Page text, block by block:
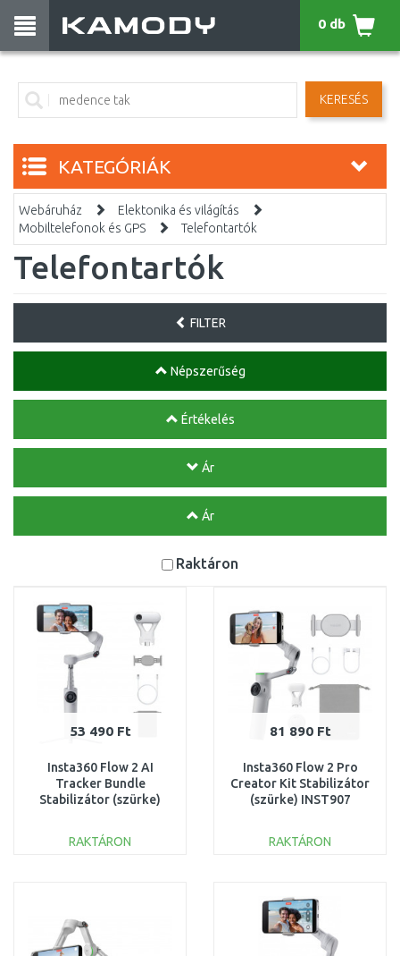
KERESÉS
0 db
KATEGÓRIÁK
Webáruház
Elektonika és világítás
Mobiltelefonok és GPS
Telefontartók
Telefontartók
FILTER
Népszerűség
Értékelés
Ár
Ár
Raktáron
53 490 Ft
Insta360 Flow 2 AI
Tracker Bundle
Stabilizátor (szürke)
RAKTÁRON
81 890 Ft
Insta360 Flow 2 Pro
Creator Kit Stabilizátor
(szürke) INST907
RAKTÁRON
Összehasonlítás